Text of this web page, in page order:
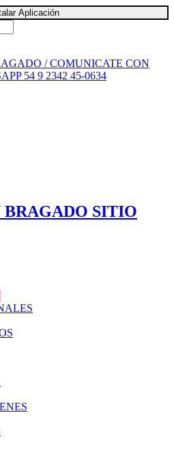
Aplicación
/ COMUNICATE CON
54 9 2342 45-0634
SITIO